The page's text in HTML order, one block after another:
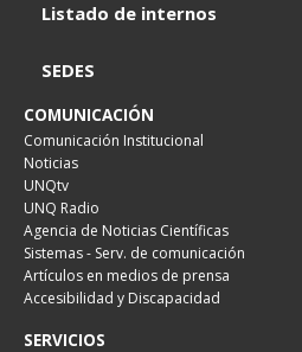
Listado de internos
SEDES
COMUNICACIÓN
Comunicación Institucional
Noticias
UNQtv
UNQ Radio
Agencia de Noticias Científicas
Sistemas - Serv. de comunicación
Artículos en medios de prensa
Accesibilidad y Discapacidad
SERVICIOS